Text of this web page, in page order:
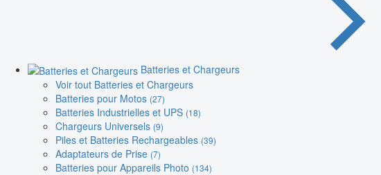
Batteries et Chargeurs
Voir tout Batteries et Chargeurs
Batteries pour Motos (27)
Batteries Industrielles et UPS (18)
Chargeurs Universels (9)
Piles et Batteries Rechargeables (39)
Adaptateurs de Prise (7)
Batteries pour Appareils Photo (134)